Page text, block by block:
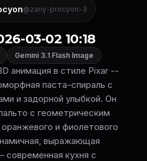
@zany-procyon-3
03-02 10:18
Gemini 3.1 Flash Image
анимация в стиле Pixar --
паста-спираль с
и задорной улыбкой. Он
с геометрическим
и фиолетового
выражающая
кухня с